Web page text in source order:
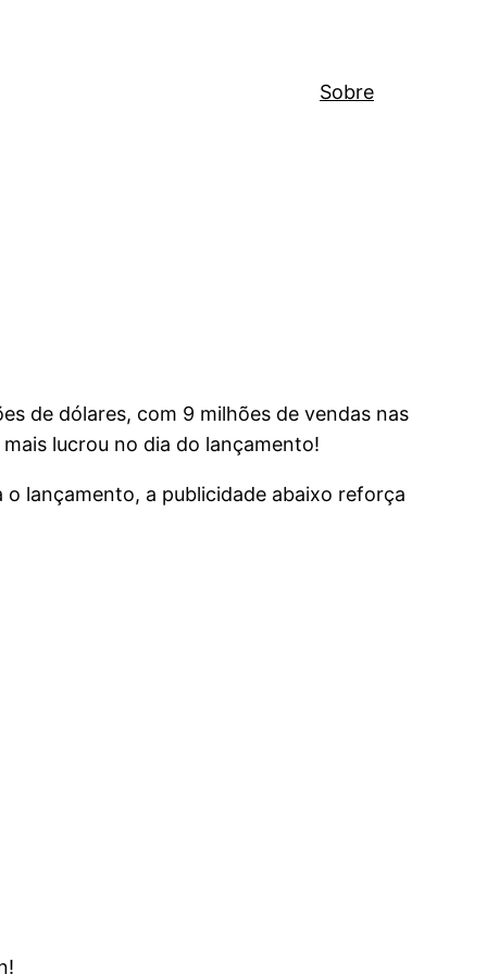
Sobre
de dólares, com 9 milhões de vendas nas
lucrou no dia do lançamento!
lançamento, a publicidade abaixo reforça